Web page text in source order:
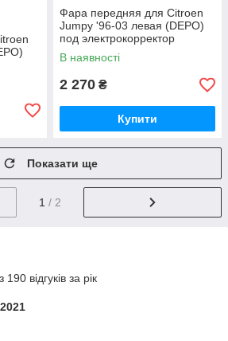
Фара передняя для Citroen
Jumpy '96-03 левая (DEPO)
под электрокорректор
В наявності
2 270 ₴
Купити
Показати ще
1 / 2
відгуків за рік